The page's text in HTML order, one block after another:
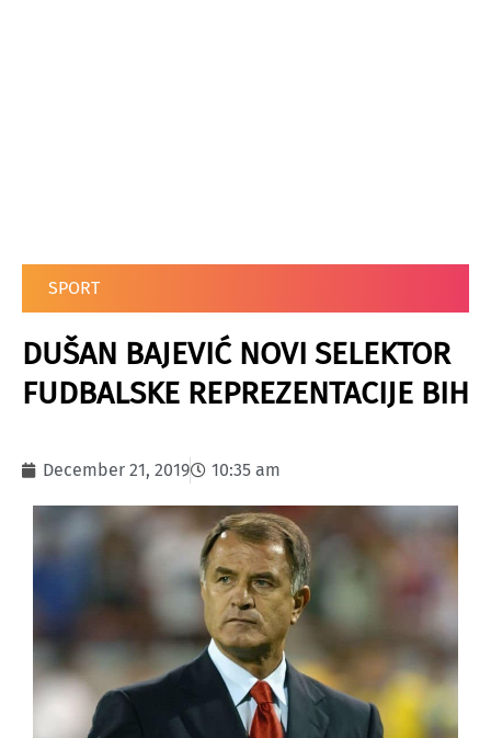
SPORT
DUŠAN BAJEVIĆ NOVI SELEKTOR
FUDBALSKE REPREZENTACIJE BIH
December 21, 2019 10:35 am